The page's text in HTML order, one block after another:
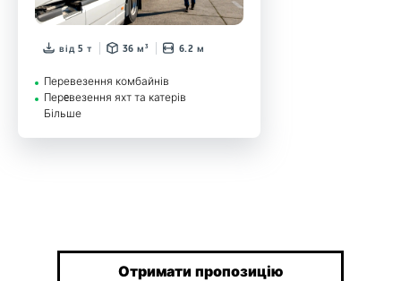
від 5 т 36 м³ 6.2 м
Перевезення комбайнів
Перeвезення яхт та катерів
Більше
Отримати пропозицію